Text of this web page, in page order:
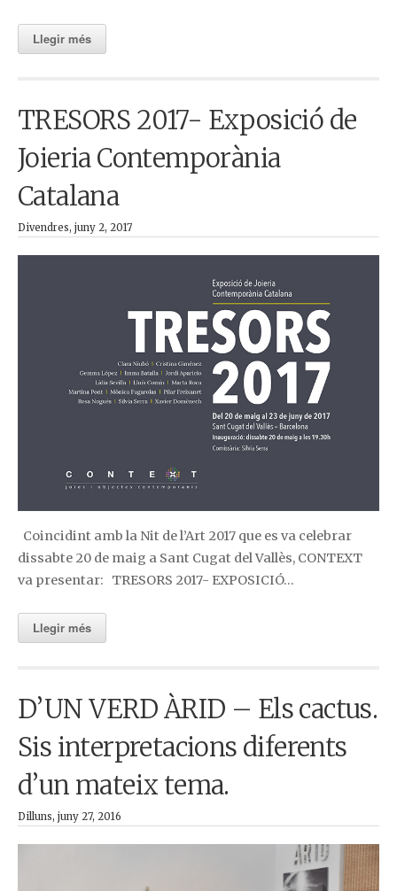
Llegir més
TRESORS 2017- Exposició de
Joieria Contemporània
Catalana
Divendres, juny 2, 2017
Coincidint amb la Nit de l’Art 2017 que es va celebrar
dissabte 20 de maig a Sant Cugat del Vallès, CONTEXT
va presentar: TRESORS 2017- EXPOSICIÓ…
Llegir més
D’UN VERD ÀRID – Els cactus.
Sis interpretacions diferents
d’un mateix tema.
Dilluns, juny 27, 2016